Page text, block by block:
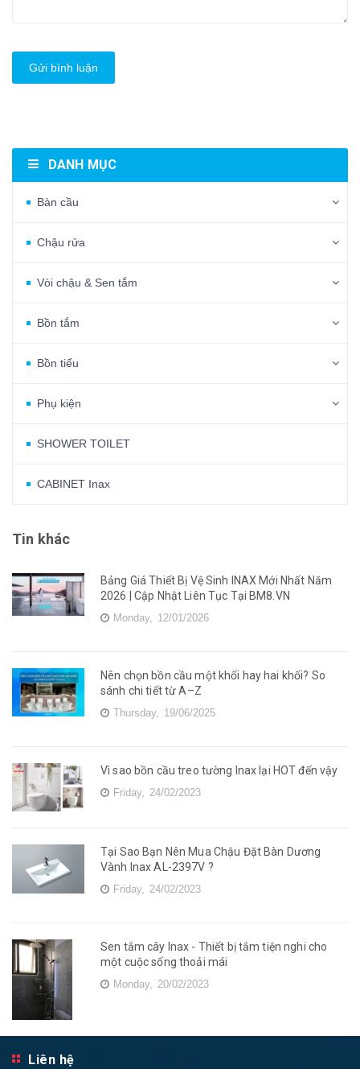
Gửi bình luận
DANH MỤC
Bàn cầu
Chậu rửa
Vòi chậu & Sen tắm
Bồn tắm
Bồn tiểu
Phụ kiện
SHOWER TOILET
CABINET Inax
Tin khác
Bảng Giá Thiết Bị Vệ Sinh INAX Mới Nhất Năm
2026 | Cập Nhật Liên Tục Tại BM8.VN
Monday, 12/01/2026
Nên chọn bồn cầu một khối hay hai khối? So
sánh chi tiết từ A–Z
Thursday, 19/06/2025
Vì sao bồn cầu treo tường Inax lại HOT đến vậy
Friday, 24/02/2023
Tại Sao Bạn Nên Mua Chậu Đặt Bàn Dương
Vành Inax AL-2397V ?
Friday, 24/02/2023
Sen tắm cây Inax - Thiết bị tắm tiện nghi cho
một cuộc sống thoải mái
Monday, 20/02/2023
Liên hệ